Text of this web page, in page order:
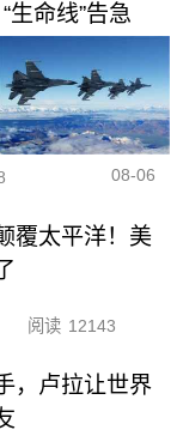
生命线”告急
08-06
覆太平洋！美
阅读 12143
，卢拉让世界